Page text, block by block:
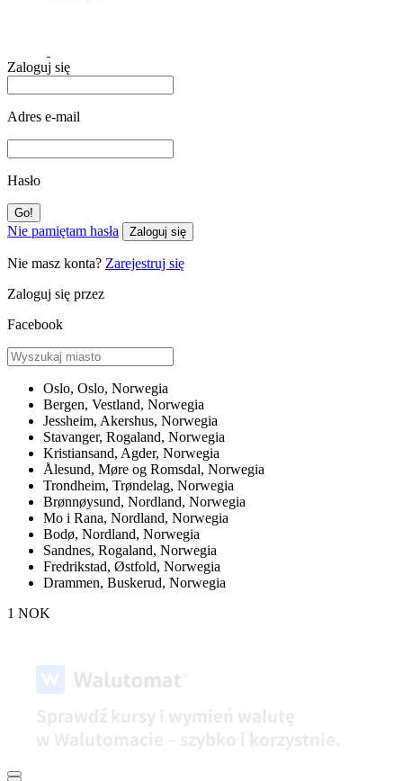
Zaloguj się
Adres e-mail
Hasło
Nie pamiętam hasła Zaloguj się
Nie masz konta? Zarejestruj się
Zaloguj się przez
Facebook
Oslo, Oslo, Norwegia
Bergen, Vestland, Norwegia
Jessheim, Akershus, Norwegia
Stavanger, Rogaland, Norwegia
Kristiansand, Agder, Norwegia
Ålesund, Møre og Romsdal, Norwegia
Trondheim, Trøndelag, Norwegia
Brønnøysund, Nordland, Norwegia
Mo i Rana, Nordland, Norwegia
Bodø, Nordland, Norwegia
Sandnes, Rogaland, Norwegia
Fredrikstad, Østfold, Norwegia
Drammen, Buskerud, Norwegia
1 NOK